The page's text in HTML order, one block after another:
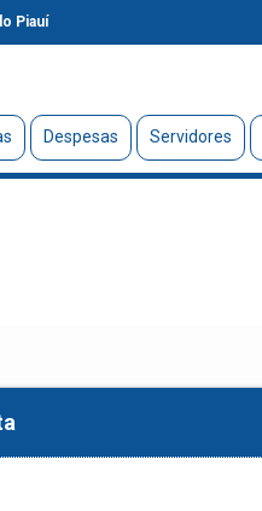
Piauí
Despesas Servidores